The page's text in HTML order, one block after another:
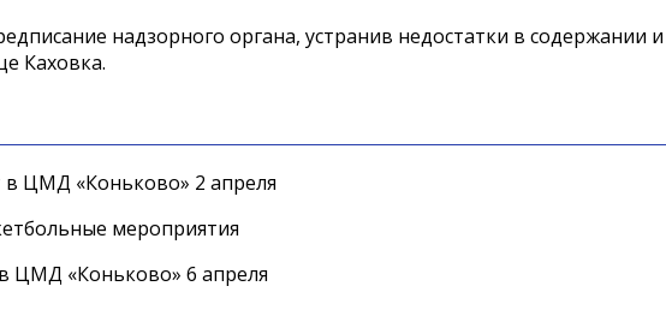
надзорного органа, устранив недостатки в содержании и
Каховка.
в ЦМД «Коньково» 2 апреля
мероприятия
ЦМД «Коньково» 6 апреля